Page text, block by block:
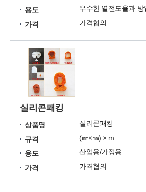
용도
가격
가격협의
실리콘패킹
상품명
실리콘패킹
규격
(㎜×㎜) × m
용도
산업용/가정용
가격
가격협의